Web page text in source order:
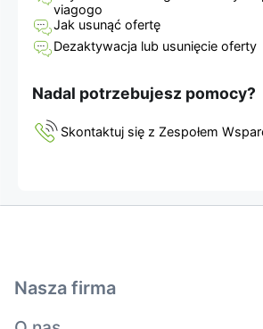
viagogo
Jak usunąć ofertę
Dezaktywacja lub usunięcie oferty
Nadal potrzebujesz pomocy?
Skontaktuj się z Zespołem
Nasza firma